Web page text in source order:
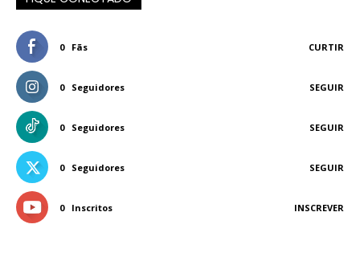
0 Fãs CURTIR
0 Seguidores SEGUIR
0 Seguidores SEGUIR
0 Seguidores SEGUIR
0 Inscritos INSCREVER